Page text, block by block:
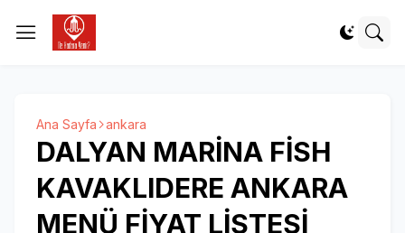
Ana Sayfa ankara
DALYAN MARİNA FİSH
KAVAKLIDERE ANKARA
MENÜ FİYAT LİSTESİ